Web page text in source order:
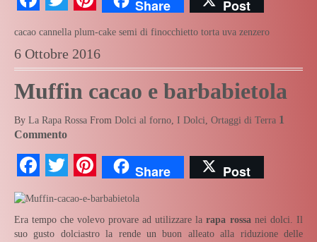
Share Post
cacao cannella plum-cake semi di finocchietto torta uva zenzero
6 Ottobre 2016
Muffin cacao e barbabietola
By La Rapa Rossa From Dolci al forno, I Dolci, Ortaggi di Terra 1
Commento
Facebook
TwitterPinterest
Share Post
Era tempo che volevo provare ad utilizzare larapa rossanei dolci. Il
suo gusto dolciastro la rende un buon alleato alla riduzione delle